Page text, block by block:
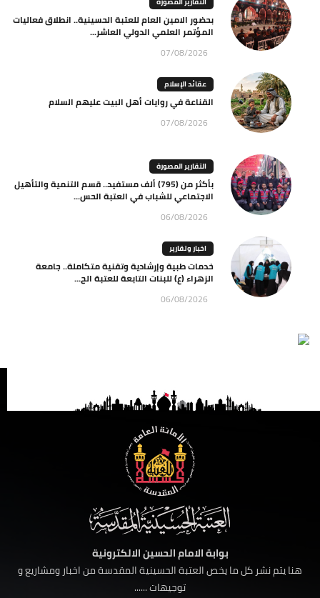
بحضور الامين العام للعتبة الحسينية.. انطلاق فعاليات
المؤتمر العلمي الدولي العاشر...
07/08/2026
عقائد الإسلام
القناعة في روايات أهل البيت عليهم السلام
07/08/2026
التقارير المصورة
بأكثر من (795) ألف مستفيد.. قسم التنمية والتأهيل
الاجتماعي للشباب في العتبة الحس...
06/08/2026
اخبار وتقارير
خدمات طبية وإرشادية وتقنية متكاملة.. جامعة
الزهراء (ع) للبنات التابعة للعتبة الح...
06/08/2026
بوابة الامام الحسين الالكترونية
هنا يتم نشر كل ما يخص العتبة الحسينية المقدسة من اخبار ومشاريع و
توجيهات ......